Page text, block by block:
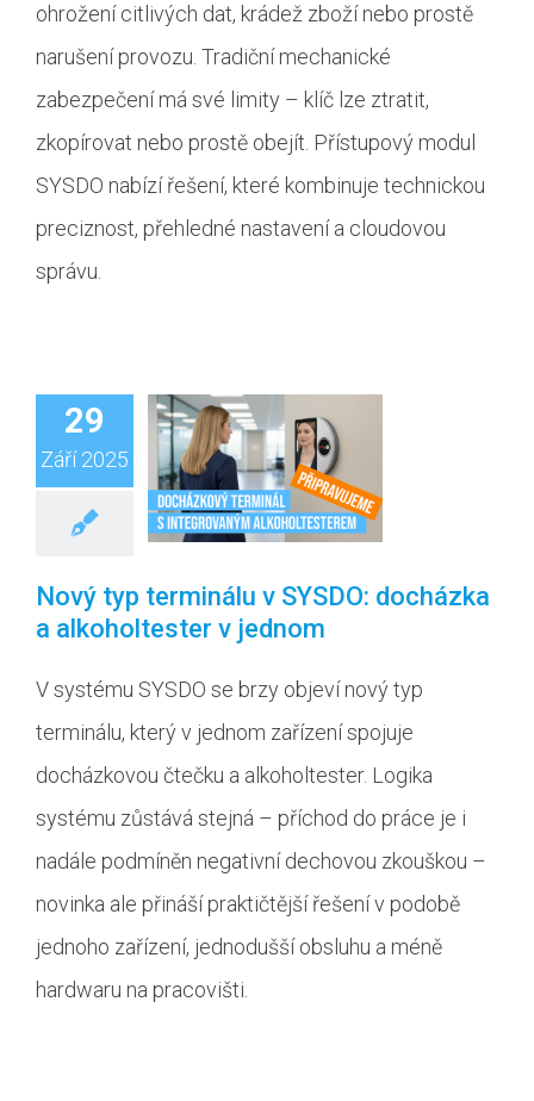
ohrožení citlivých dat, krádež zboží nebo prostě
narušení provozu. Tradiční mechanické
zabezpečení má své limity – klíč lze ztratit,
zkopírovat nebo prostě obejít. Přístupový modul
SYSDO nabízí řešení, které kombinuje technickou
preciznost, přehledné nastavení a cloudovou
správu.
29
Září 2025
Nový typ terminálu v SYSDO: docházka
a alkoholtester v jednom
V systému SYSDO se brzy objeví nový typ
terminálu, který v jednom zařízení spojuje
docházkovou čtečku a alkoholtester. Logika
systému zůstává stejná – příchod do práce je i
nadále podmíněn negativní dechovou zkouškou –
novinka ale přináší praktičtější řešení v podobě
jednoho zařízení, jednodušší obsluhu a méně
hardwaru na pracovišti.